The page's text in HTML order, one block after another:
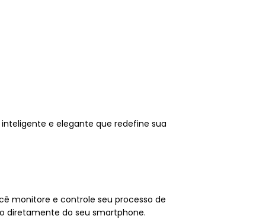
e elegante que redefine sua
monitore e controle seu processo de
diretamente do seu smartphone.